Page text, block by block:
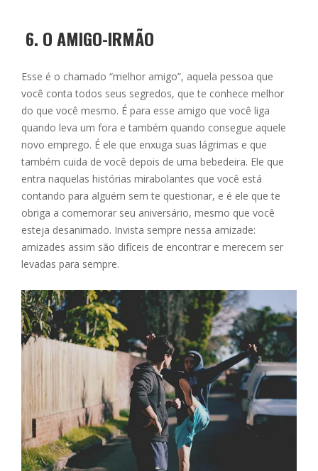
6. O AMIGO-IRMÃO
Esse é o chamado “melhor amigo”, aquela pessoa que
você conta todos seus segredos, que te conhece melhor
do que você mesmo. É para esse amigo que você liga
quando leva um fora e também quando consegue aquele
novo emprego. É ele que enxuga suas lágrimas e que
também cuida de você depois de uma bebedeira. Ele que
entra naquelas histórias mirabolantes que você está
contando para alguém sem te questionar, e é ele que te
obriga a comemorar seu aniversário, mesmo que você
esteja desanimado. Invista sempre nessa amizade:
amizades assim são difíceis de encontrar e merecem ser
levadas para sempre.